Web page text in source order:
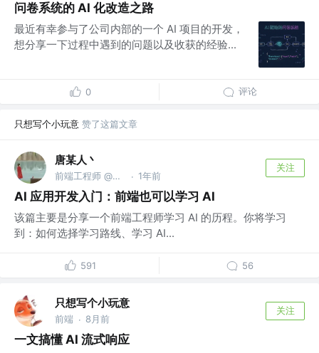
问卷系统的 AI 化改造之路
最近有幸参与了公司内部的一个 AI 项目的开发，
想分享一下过程中遇到的问题以及收获的经验...
0 评论
只想写个小玩意 赞了这篇文章
唐某人丶
前端工程师 @牛马基地 · 1年前
关注
AI 应用开发入门：前端也可以学习 AI
该篇主要是分享一个前端工程师学习 AI 的历程。你将学习
到：如何选择学习路线、学习 AI...
591 56
只想写个小玩意
前端 · 8月前
关注
一文搞懂 AI 流式响应